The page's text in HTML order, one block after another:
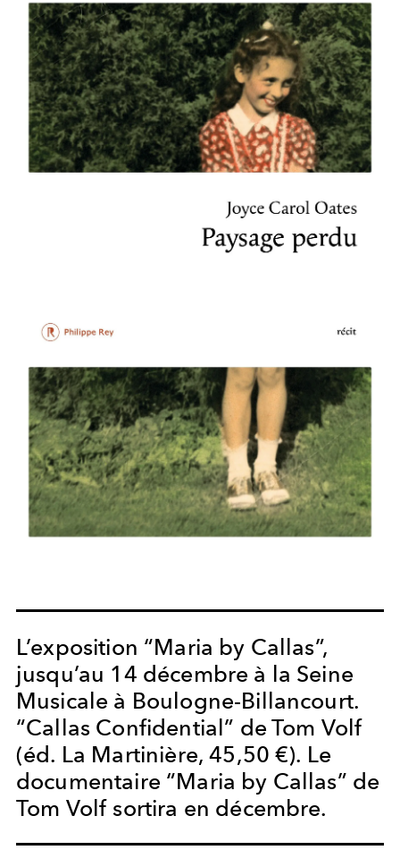
L’exposition “Maria by Callas”,
jusqu’au 14 décembre à la Seine
Musicale à Boulogne-Billancourt.
“Callas Confidential” de Tom Volf
(éd. La Martinière, 45,50 €). Le
documentaire “Maria by Callas” de
Tom Volf sortira en décembre.